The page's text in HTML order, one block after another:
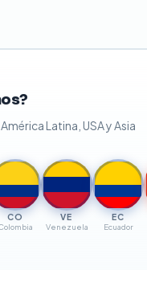
Latina, USA y Asia
CO VE
Venezuela
EC
Ecuador